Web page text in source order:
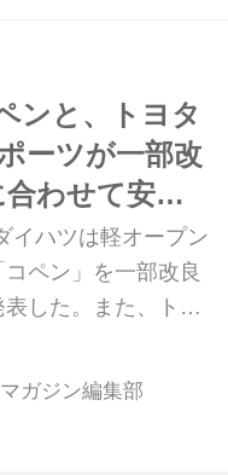
ンと、トヨタ
ーツが一部改
合わせて安全
イハツは軽オープン
ペン」を一部改良
した。また、トヨ
グから販売されて
ポーツ」も同時に
10日から発売され
ガジン編集部